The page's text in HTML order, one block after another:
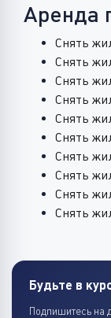
Аренда
Снять
Снять
Снять
Снять
Снять
Снять
Снять
Снять
Снять
Снять
Будьте в
Подпишитесь на